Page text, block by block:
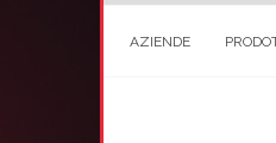
AZIENDE